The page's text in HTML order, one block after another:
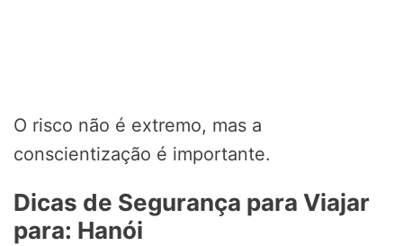
O risco não é extremo, mas a
conscientização é importante.
Dicas de Segurança para Viajar
para: Hanói